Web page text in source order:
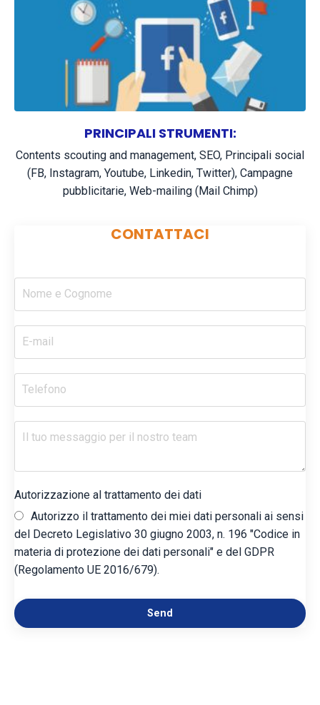
PRINCIPALI STRUMENTI:
Contents scouting and management, SEO, Principali social
(FB, Instagram, Youtube, Linkedin, Twitter), Campagne
pubblicitarie, Web-mailing (Mail Chimp)
CONTATTACI
Autorizzazione al trattamento dei dati
Autorizzo il trattamento dei miei dati personali ai sensi
del Decreto Legislativo 30 giugno 2003, n. 196 "Codice in
materia di protezione dei dati personali" e del GDPR
(Regolamento UE 2016/679).
Send